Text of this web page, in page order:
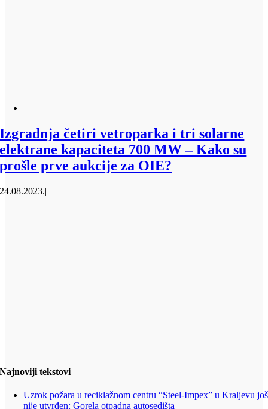
Izgradnja četiri vetroparka i tri solarne
elektrane kapaciteta 700 MW – Kako su
prošle prve aukcije za OIE?
24.08.2023.|
Najnoviji tekstovi
Uzrok požara u reciklažnom centru “Steel-Impex” u Kraljevu još
nije utvrđen: Gorela otpadna autosedišta